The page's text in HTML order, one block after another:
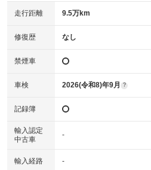
走行距離 9.5万km
修復歴 なし
禁煙車
車検 2026(令和8)年9月 ?
記録簿
輸入認定
中古車
-
輸入経路 -